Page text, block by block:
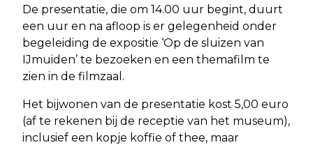
De presentatie, die om 14.00 uur begint, duurt
een uur en na afloop is er gelegenheid onder
begeleiding de expositie ‘Op de sluizen van
IJmuiden’ te bezoeken en een themafilm te
zien in de filmzaal.
Het bijwonen van de presentatie kost 5,00 euro
(af te rekenen bij de receptie van het museum),
inclusief een kopje koffie of thee, maar